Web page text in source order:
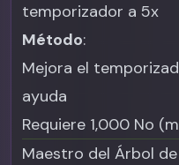
temporizador a 5x
Método:
Mejora el
ayuda
Requiere 1,000 No
Maestro del Árbol